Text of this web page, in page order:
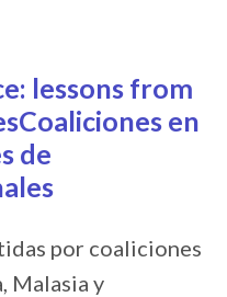
lessons from
en
de
por coaliciones
Malasia y